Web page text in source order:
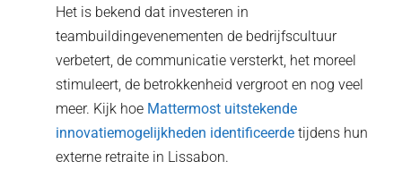
Het is bekend dat investeren in
teambuildingevenementen de bedrijfscultuur
verbetert, de communicatie versterkt, het moreel
stimuleert, de betrokkenheid vergroot en nog veel
meer. Kijk hoe Mattermost uitstekende
innovatiemogelijkheden identificeerde tijdens hun
externe retraite in Lissabon.